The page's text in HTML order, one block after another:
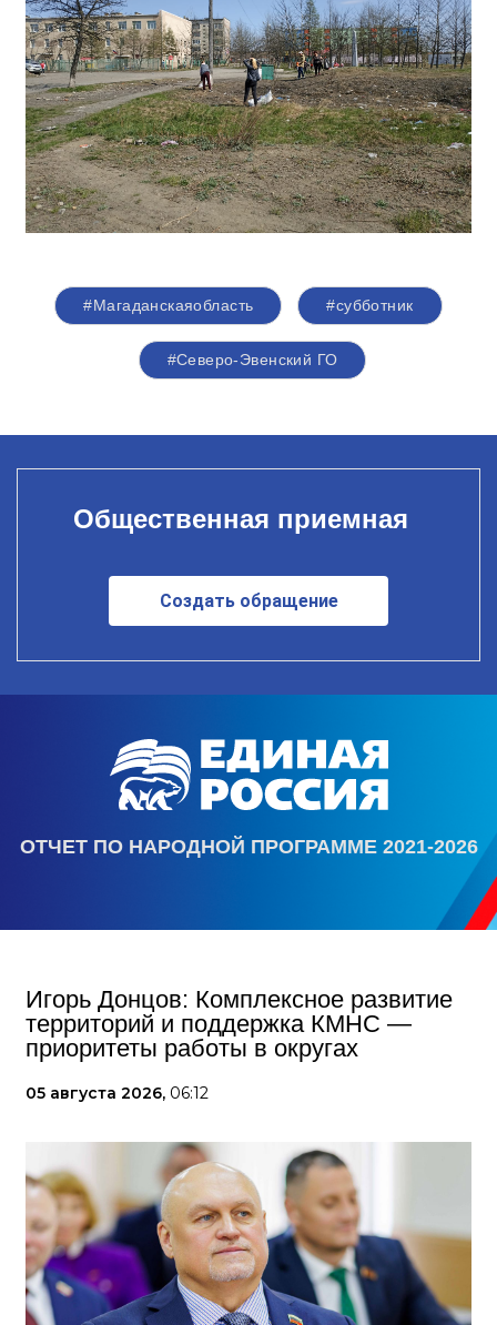
#Магаданскаяобласть #субботник
#Северо-Эвенский ГО
Общественная приемная
Создать обращение
ОТЧЕТ ПО НАРОДНОЙ ПРОГРАММЕ 2021-2026
Игорь Донцов: Комплексное развитие
территорий и поддержка КМНС —
приоритеты работы в округах
05 августа 2026, 06:12